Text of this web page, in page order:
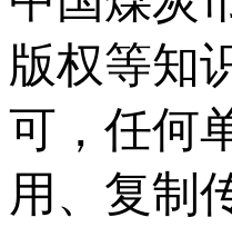
版权等知
可，任何
用、复制